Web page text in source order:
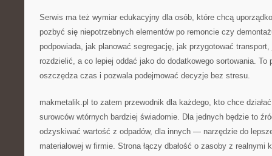
Serwis ma też wymiar edukacyjny dla osób, które chcą
pozbyć się niepotrzebnych elementów po remoncie czy
podpowiada, jak planować segregację, jak przygotować
rozdzielić, a co lepiej oddać jako do dodatkowego sortowania. To
oszczędza czas i pozwala podejmować decyzje bez stresu.
makmetalik.pl to zatem przewodnik dla każdego, kto chce
surowców wtórnych bardziej świadomie. Dla jednych będzie to
odzyskiwać wartość z odpadów, dla innych — narzędzie do
materiałowej w firmie. Strona łączy dbałość o zasoby z